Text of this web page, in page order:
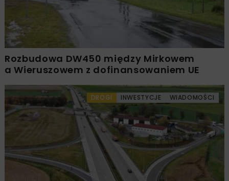
Rozbudowa DW450 między Mirkowem
a Wieruszowem z dofinansowaniem UE
DROGI INWESTYCJE WIADOMOŚCI